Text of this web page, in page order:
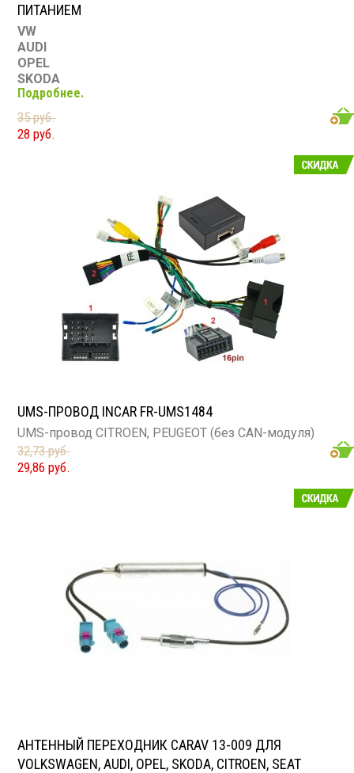
ПИТАНИЕМ
VW
AUDI
OPEL
SKODA
CITROEN
SEAT
Подробнее.
35 руб.
28 руб.
UMS-ПРОВОД INCAR FR-UMS1484
UMS-провод CITROEN, PEUGEOT (без CAN-модуля)
32,73 руб.
29,86 руб.
АНТЕННЫЙ ПЕРЕХОДНИК CARAV 13-009 ДЛЯ
VOLKSWAGEN, AUDI, OPEL, SKODA, CITROEN, SEAT